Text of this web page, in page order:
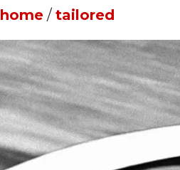
home / tailored